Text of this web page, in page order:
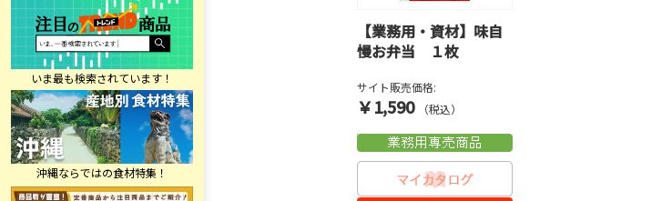
【業務用・資材】味自
慢お弁当 １枚
サイト販売価格:
￥1,590 （税込）